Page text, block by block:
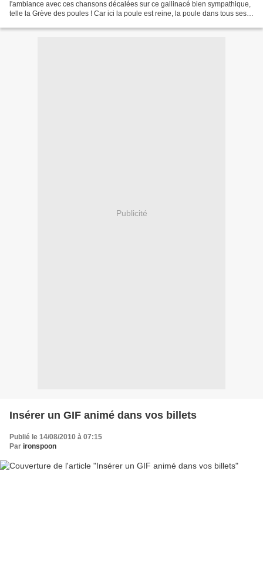
l'ambiance avec ces chansons décalées sur ce gallinacé bien sympathique,
telle la Grève des poules ! Car ici la poule est reine, la poule dans tous ses
Publicité
Insérer un GIF animé dans vos billets
Publié le 14/08/2010 à 07:15
Par ironspoon